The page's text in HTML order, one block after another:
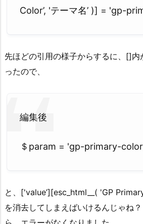
Color’, 'テーマ名’ )] = 'gp-
先ほどの引用の様子からするに、[]
ったので、
編集後
＄param = 'gp-primary-
と、['value’][esc_html__( 'GP
を消去してしまえばいけるんじゃね